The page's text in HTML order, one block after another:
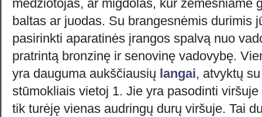
medžiotojas, ar migdolas, kur žemesniame
baltas ar juodas. Su brangesnėmis durimis
pasirinkti aparatinės įrangos spalvą nuo
pratrintą bronzinę ir senovinę vadovybę.
yra dauguma aukščiausių langai, atvyktų
stūmokliais vietoj 1. Jie yra pasodinti
tik turėję vienas audringų durų viršuje. Tai